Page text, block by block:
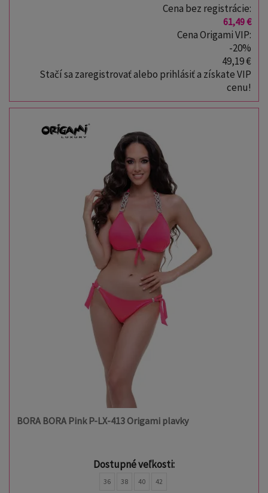
Cena bez registrácie:
61,49 €
Cena Origami VIP:
-20%
49,19 €
Stačí sa zaregistrovať alebo prihlásiť a získate VIP
cenu!
BORA BORA Pink P-LX-413 Origami plavky
Dostupné veľkosti:
36 38 40 42